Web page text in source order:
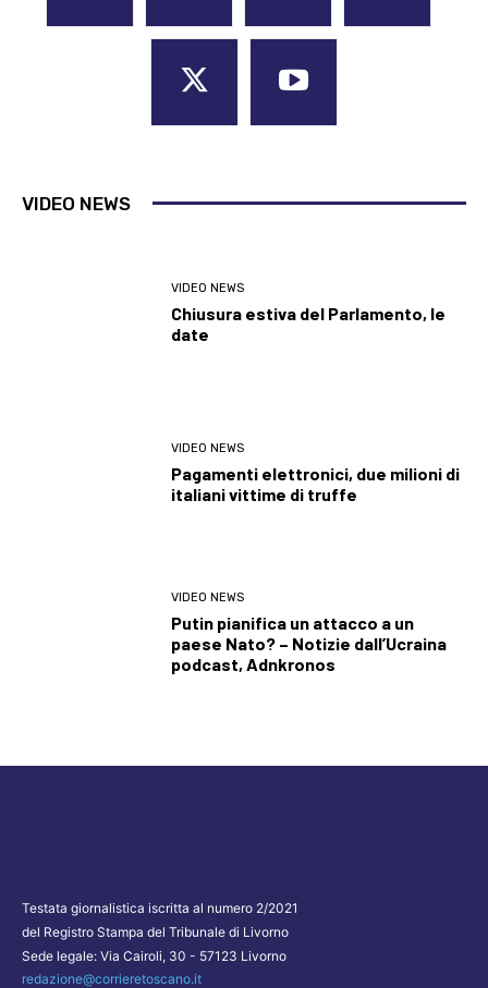
VIDEO NEWS
VIDEO NEWS
Chiusura estiva del Parlamento, le
date
VIDEO NEWS
Pagamenti elettronici, due milioni di
italiani vittime di truffe
VIDEO NEWS
Putin pianifica un attacco a un
paese Nato? – Notizie dall’Ucraina
podcast, Adnkronos
Testata giornalistica iscritta al numero 2/2021
del Registro Stampa del Tribunale di Livorno
Sede legale: Via Cairoli, 30 - 57123 Livorno
redazione@corrieretoscano.it